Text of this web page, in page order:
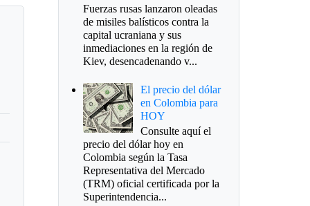
Fuerzas rusas lanzaron oleadas
de misiles balísticos contra la
capital ucraniana y sus
inmediaciones en la región de
Kiev, desencadenando v...
El precio del dólar
en Colombia para
HOY
Consulte aquí el
precio del dólar hoy en
Colombia según la Tasa
Representativa del Mercado
(TRM) oficial certificada por la
Superintendencia...